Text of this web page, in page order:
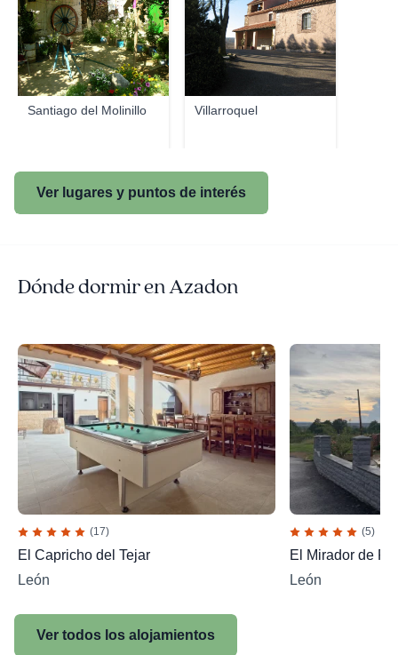
Santiago del Molinillo Villarroquel
Ver lugares y puntos de interés
Dónde dormir en Azadon
(17)
El Capricho del Tejar
León
(5)
El Mirador de
León
Ver todos los alojamientos